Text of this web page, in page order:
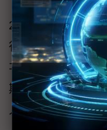
2026年6月17日
行新鮮人招募活動
次SK海力士於
期間招募具工作經
人才延伸至AI工